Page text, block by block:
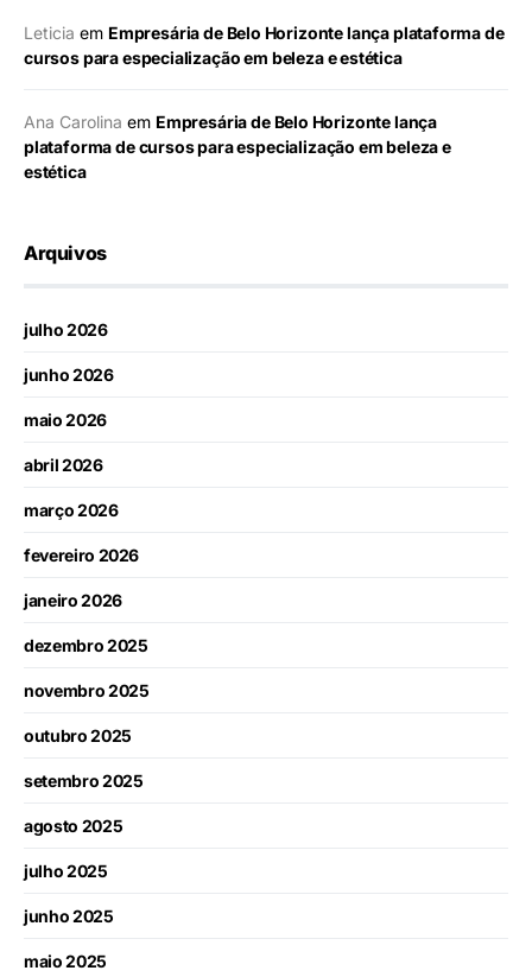
Leticia em Empresária de Belo Horizonte lança plataforma de
cursos para especialização em beleza e estética
Ana Carolina em Empresária de Belo Horizonte lança
plataforma de cursos para especialização em beleza e
estética
Arquivos
julho 2026
junho 2026
maio 2026
abril 2026
março 2026
fevereiro 2026
janeiro 2026
dezembro 2025
novembro 2025
outubro 2025
setembro 2025
agosto 2025
julho 2025
junho 2025
maio 2025